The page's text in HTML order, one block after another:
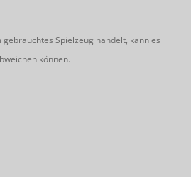
gebrauchtes Spielzeug handelt, kann es
können.